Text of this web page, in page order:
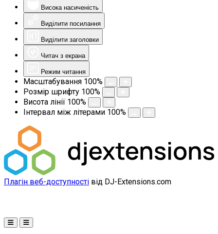
Висока насиченість
Виділити посилання
Виділити заголовки
Читач з екрана
Режим читання
Масштабування 100%
Розмір шрифту 100%
Висота лінії 100%
Інтервал між літерами 100%
Плагін веб-доступності від DJ-Extensions.com